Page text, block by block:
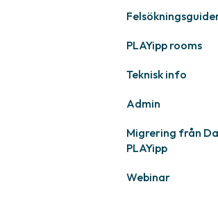
Feeds
Business
Kalendrar
Övrigt
Kontakta
PLAYport
Övrigt
PLAYipp rooms
Teknisk info
PLAYport
Samsung
Admin
Layouter och
profil
Migrering från
PLAYipp
Webinar